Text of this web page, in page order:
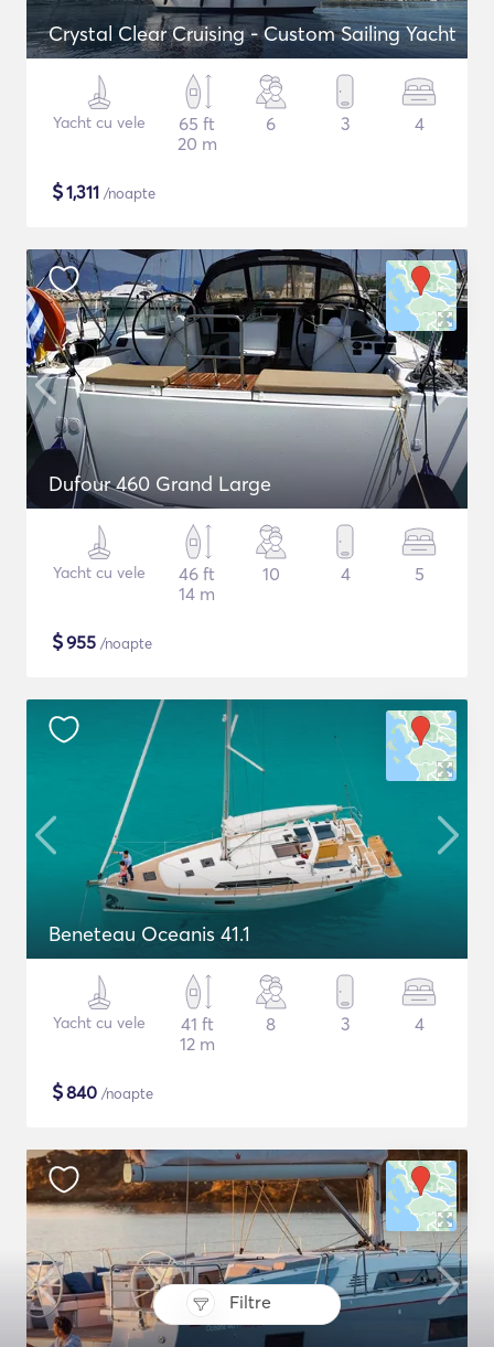
Filtre
Crystal Clear Cruising - Custom Sailing Yacht
Yacht cu vele
65 ft
20 m
6 3 4
$1,311 /noapte
Dufour 460 Grand Large
Yacht cu vele
46 ft
14 m
10 4 5
$955 /noapte
Beneteau Oceanis 41.1
Yacht cu vele
41 ft
12 m
8 3 4
$840 /noapte